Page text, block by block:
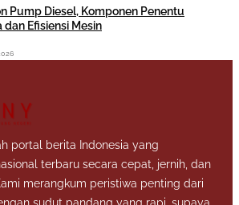
Pump Diesel, Komponen Penentu
dan Efisiensi Mesin
portal berita Indonesia yang
terbaru secara cepat, jernih, dan
merangkum peristiwa penting dari